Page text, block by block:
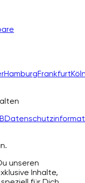
HamburgFrankfurt
unseren
Inhalte,